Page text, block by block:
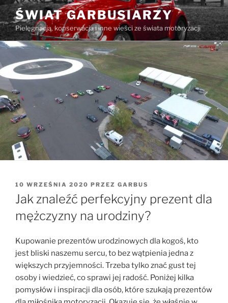
Przejdź
do
treści
ŚWIAT GARBUSIARZY
Pielęgnacja, konserwacja i inne wieści ze świata motoryzacji
OPUBLIKOWANE
W
10 WRZEŚNIA 2020 PRZEZ GARBUS
Jak znaleźć perfekcyjny prezent dla
mężczyzny na urodziny?
Kupowanie prezentów urodzinowych dla kogoś, kto
jest bliski naszemu sercu, to bez wątpienia jedna z
większych przyjemności. Trzeba tylko znać gust tej
osoby i wiedzieć, co sprawi jej radość. Poniżej kilka
pomysłów i inspiracji dla osób, które szukają prezentów